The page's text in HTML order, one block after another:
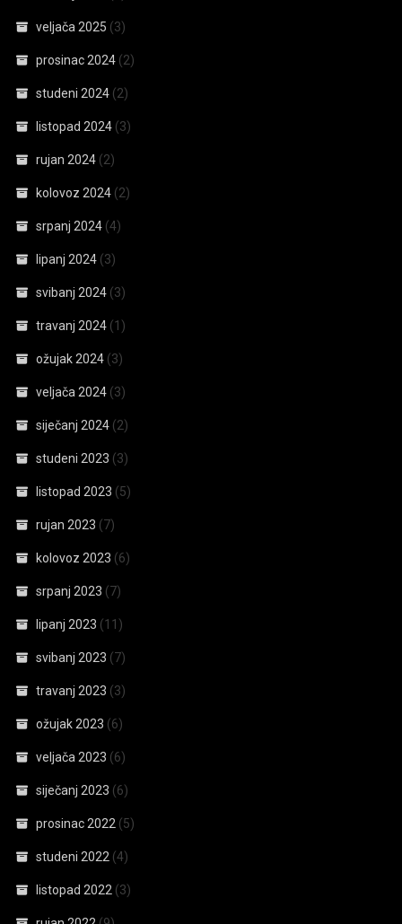
veljača 2025 (3)
prosinac 2024 (2)
studeni 2024 (2)
listopad 2024 (3)
rujan 2024 (2)
kolovoz 2024 (2)
srpanj 2024 (4)
lipanj 2024 (3)
svibanj 2024 (3)
travanj 2024 (1)
ožujak 2024 (3)
veljača 2024 (3)
siječanj 2024 (2)
studeni 2023 (3)
listopad 2023 (5)
rujan 2023 (7)
kolovoz 2023 (6)
srpanj 2023 (7)
lipanj 2023 (11)
svibanj 2023 (7)
travanj 2023 (3)
ožujak 2023 (6)
veljača 2023 (6)
siječanj 2023 (6)
prosinac 2022 (5)
studeni 2022 (4)
listopad 2022 (3)